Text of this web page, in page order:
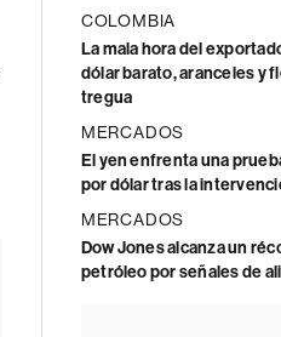
COLOMBIA
La mala hora del
dólar barato, aranceles y
tregua
MERCADOS
El yen enfrenta una
por dólar tras la
MERCADOS
Dow Jones alcanza un
petróleo por señales de